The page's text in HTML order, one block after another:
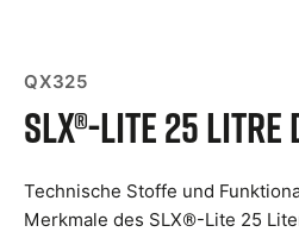
QX325
SLX®-Lite 25 Litre
Technische Stoffe und
Merkmale des SLX®-Lite 25